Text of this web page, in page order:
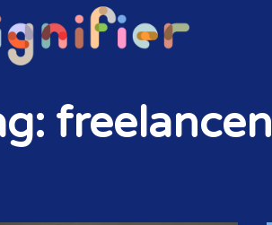
freelancen